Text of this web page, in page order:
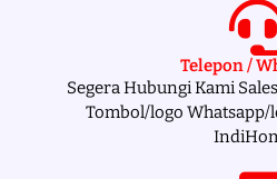
Telepon /
Segera Hubungi Kami
Tombol/logo Whatsapp/